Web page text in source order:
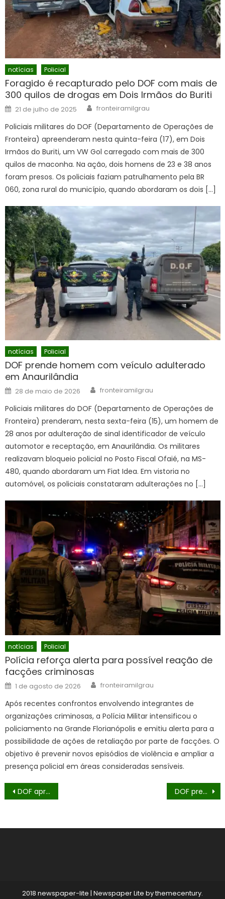
notícias Policial
Foragido é recapturado pelo DOF com mais de
300 quilos de drogas em Dois Irmãos do Buriti
Posted
on
21 de julho de 2025 Author
fronteiramilgrau
Policiais militares do DOF (Departamento de Operações de
Fronteira) apreenderam nesta quinta-feira (17), em Dois
Irmãos do Buriti, um VW Gol carregado com mais de 300
quilos de maconha. Na ação, dois homens de 23 e 38 anos
foram presos. Os policiais faziam patrulhamento pela BR
060, zona rural do município, quando abordaram os dois […]
notícias Policial
DOF prende homem com veículo adulterado
em Anaurilândia
Posted
on
28 de maio de 2026 Author
fronteiramilgrau
Policiais militares do DOF (Departamento de Operações de
Fronteira) prenderam, nesta sexta-feira (15), um homem de
28 anos por adulteração de sinal identificador de veículo
automotor e receptação, em Anaurilândia. Os militares
realizavam bloqueio policial no Posto Fiscal Ofaié, na MS-
480, quando abordaram um Fiat Idea. Em vistoria no
automóvel, os policiais constataram adulterações no […]
notícias Policial
Polícia reforça alerta para possível reação de
facções criminosas
Posted
on
1 de agosto de 2026 Author
fronteiramilgrau
Após recentes confrontos envolvendo integrantes de
organizações criminosas, a Polícia Militar intensificou o
policiamento na Grande Florianópolis e emitiu alerta para a
possibilidade de ações de retaliação por parte de facções. O
objetivo é prevenir novos episódios de violência e ampliar a
presença policial em áreas consideradas sensíveis.
Navegação
Post
DOF apreende veículo com mais de R$ 100 mil em cigarros eletrônicos DOF prende dois homens com mais de 730 quilos de drogas em Maracaju
2018 newspaper-lite | Newspaper Lite bythemecentury.